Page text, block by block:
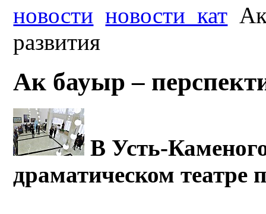
новости новости_кат
развития
Ак бауыр –
В Усть-
драматическом театре